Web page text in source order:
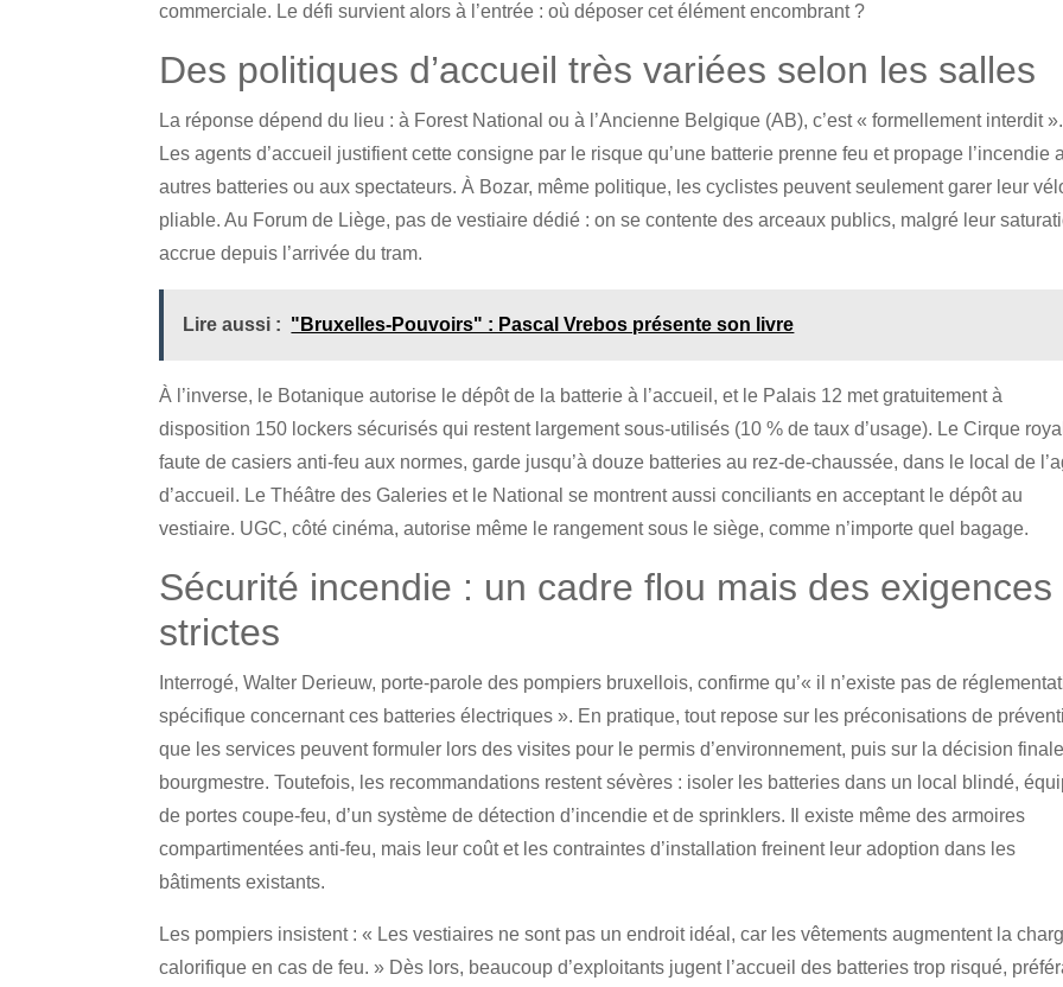
commerciale. Le défi survient alors à l’entrée : où déposer cet élément encombrant ?
Des politiques d’accueil très variées selon les salles
La réponse dépend du lieu : à Forest National ou à l’Ancienne Belgique (AB), c’est « formellement interdit ».
Les agents d’accueil justifient cette consigne par le risque qu’une batterie prenne feu et propage l’incendie
autres batteries ou aux spectateurs. À Bozar, même politique, les cyclistes peuvent seulement garer leur
pliable. Au Forum de Liège, pas de vestiaire dédié : on se contente des arceaux publics, malgré leur
accrue depuis l’arrivée du tram.
Lire aussi : "Bruxelles-Pouvoirs" : Pascal Vrebos présente son livre
À l’inverse, le Botanique autorise le dépôt de la batterie à l’accueil, et le Palais 12 met gratuitement à
disposition 150 lockers sécurisés qui restent largement sous-utilisés (10 % de taux d’usage). Le Cirque
faute de casiers anti-feu aux normes, garde jusqu’à douze batteries au rez-de-chaussée, dans le local de
d’accueil. Le Théâtre des Galeries et le National se montrent aussi conciliants en acceptant le dépôt au
vestiaire. UGC, côté cinéma, autorise même le rangement sous le siège, comme n’importe quel bagage.
Sécurité incendie : un cadre flou mais des exigences
strictes
Interrogé, Walter Derieuw, porte-parole des pompiers bruxellois, confirme qu’« il n’existe pas de
spécifique concernant ces batteries électriques ». En pratique, tout repose sur les préconisations de
que les services peuvent formuler lors des visites pour le permis d’environnement, puis sur la décision
bourgmestre. Toutefois, les recommandations restent sévères : isoler les batteries dans un local blindé,
de portes coupe-feu, d’un système de détection d’incendie et de sprinklers. Il existe même des armoires
compartimentées anti-feu, mais leur coût et les contraintes d’installation freinent leur adoption dans les
bâtiments existants.
Les pompiers insistent : « Les vestiaires ne sont pas un endroit idéal, car les vêtements augmentent la
calorifique en cas de feu. » Dès lors, beaucoup d’exploitants jugent l’accueil des batteries trop risqué,